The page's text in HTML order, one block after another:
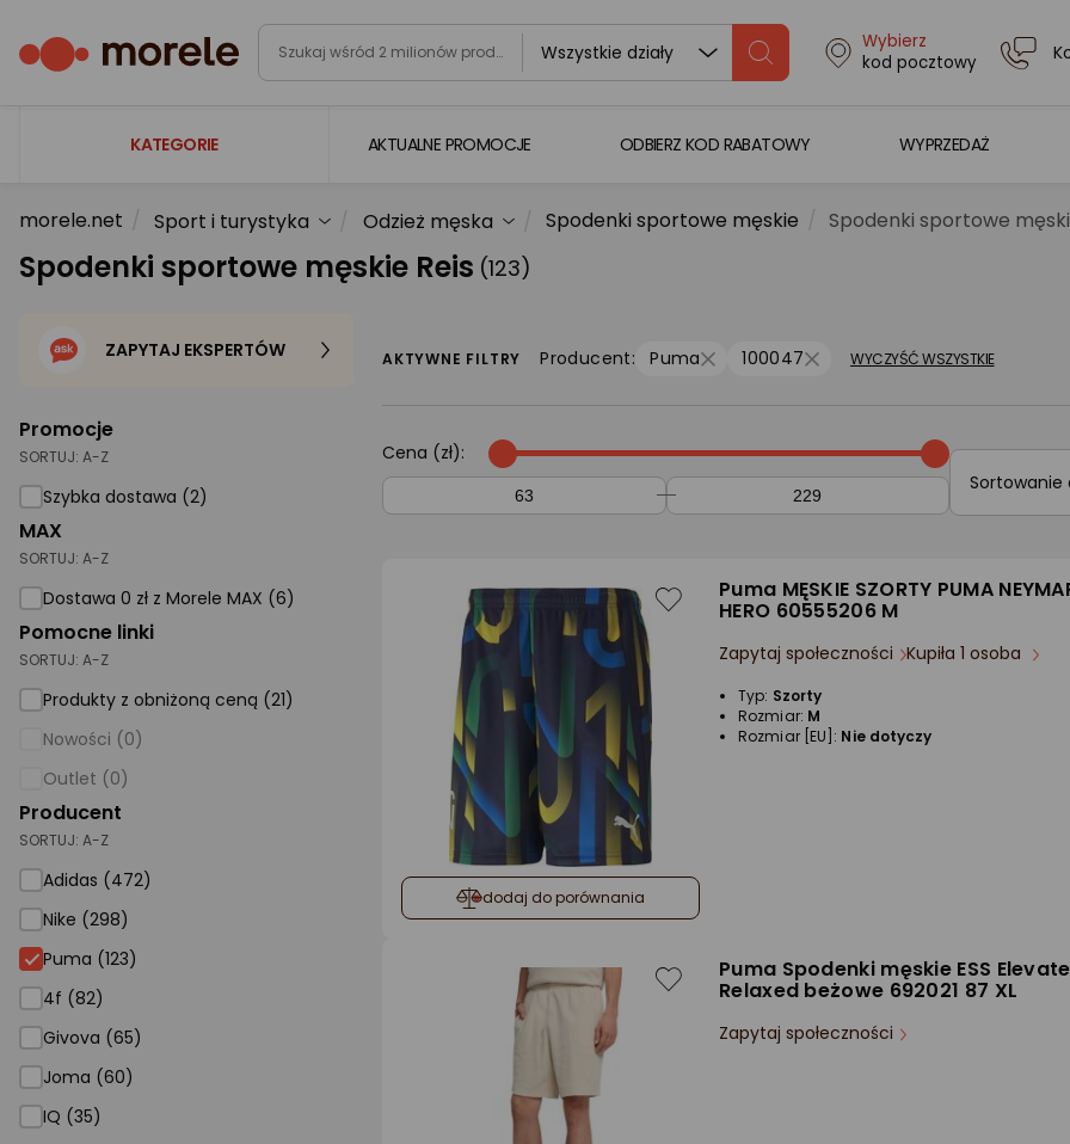
Wszystkie działy
Wybierz
kod pocztowy
KATEGORIE
Laptopy
Komputery
Gaming
Telewizory i audio
Foto i kamery
AGD duże
Dom i ogród
Biuro i firma
Sport i turystyka
Zabawki i dziecko
Supermarket
Strefa marek
AKTUALNE PROMOCJE ODBIERZ KOD RABATOWY WYPRZEDAŻ
morele.net Sport i turystyka Odzież męska Spodenki sportowe męskie Spodenki sportowe
Spodenki sportowe męskie Reis (123)
Promocje
SORTUJ: A-Z
Szybka dostawa (2)
MAX
SORTUJ: A-Z
Dostawa 0 zł z Morele MAX (6)
Pomocne linki
SORTUJ: A-Z
Produkty z obniżoną ceną (21)
Nowości (0)
Outlet (0)
Producent
SORTUJ: A-Z
Adidas (472)
Nike (298)
Puma (123)
4f (82)
Givova (65)
Joma (60)
IQ (35)
ZAPYTAJ EKSPERTÓW AKTYWNE FILTRY Producent: Puma 100047 WYCZYŚĆ WSZYSTKIE
Cena (zł):
Sortowanie
dodaj do porównania
Puma MĘSKIE SZORTY PUMA
HERO 60555206 M
Zapytaj społeczności Kupiła 1 osoba
Typ: Szorty
Rozmiar: M
Rozmiar [EU]: Nie dotyczy
Puma Spodenki męskie ESS
Relaxed beżowe 692021 87 XL
Zapytaj społeczności